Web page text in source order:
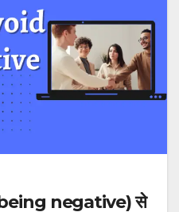
being negative) से